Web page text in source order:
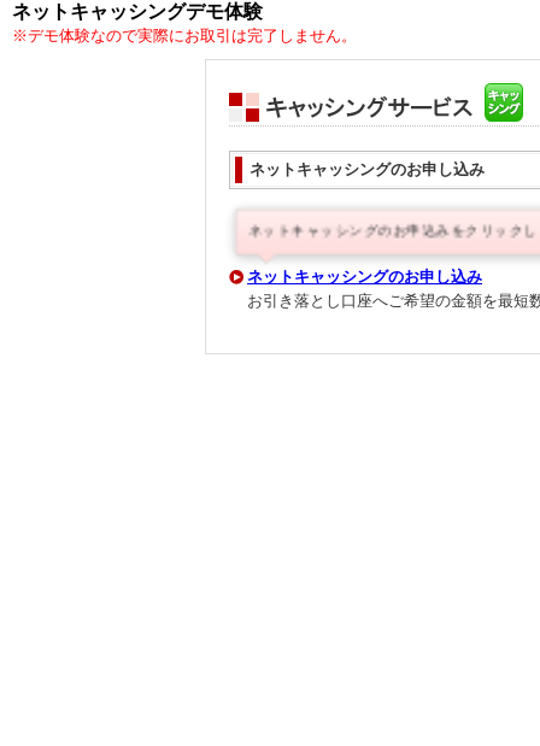
ネットキャッシングデモ体験
※デモ体験なので実際にお取引は完了しません。
ネットキャッシングのお申し込み
ネットキャッシングのお申込みをクリック
ネットキャッシングのお申し込み
お引き落とし口座へご希望の金額を最短